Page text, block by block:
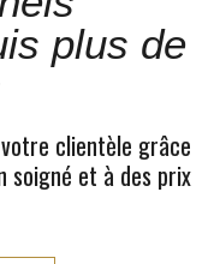
plus de
clientèle grâce
soigné et à des prix